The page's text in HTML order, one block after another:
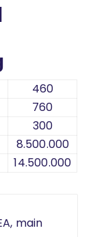
460
760
300
8.500.000
14.500.000
main